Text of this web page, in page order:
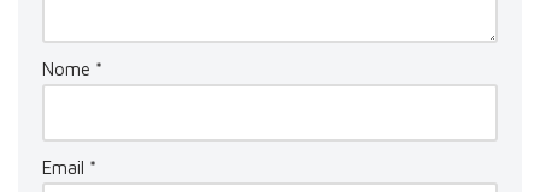
Nome *
Email *